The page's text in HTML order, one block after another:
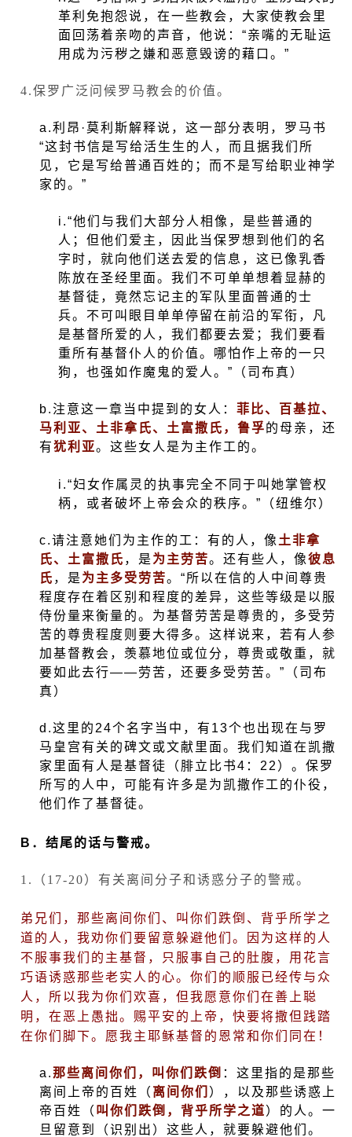
革利免抱怨说，在一些教会，大家使教会里
面回荡着亲吻的声音，他说：“亲嘴的无耻运
用成为污秽之嫌和恶意毁谤的藉口。”
4.保罗广泛问候罗马教会的价值。
a.利昂·莫利斯解释说，这一部分表明，罗马书
“这封书信是写给活生生的人，而且据我们所
见，它是写给普通百姓的；而不是写给职业神学
家的。”
i.“他们与我们大部分人相像，是些普通的
人；但他们爱主，因此当保罗想到他们的名
字时，就向他们送去爱的信息，这已像乳香
陈放在圣经里面。我们不可单单想着显赫的
基督徒，竟然忘记主的军队里面普通的士
兵。不可叫眼目单单停留在前沿的军衔，凡
是基督所爱的人，我们都要去爱；我们要看
重所有基督仆人的价值。哪怕作上帝的一只
狗，也强如作魔鬼的爱人。”（司布真）
b.注意这一章当中提到的女人： 菲比、百基拉、
马利亚、土非拿氏、土富撒氏，鲁孚 的母亲，还
有犹利亚。这些女人是为主作工的。
i.“妇女作属灵的执事完全不同于叫她掌管权
柄，或者破坏上帝会众的秩序。”（纽维尔）
c.请注意她们为主作的工：有的人，像 土非拿
氏、土富撒氏 ，是 为主劳苦。还有些人，像彼息
氏 ，是 为主多受劳苦。“所以在信的人中间尊贵
程度存在着区别和程度的差异，这些等级是以服
侍份量来衡量的。为基督劳苦是尊贵的，多受劳
苦的尊贵程度则要大得多。这样说来，若有人参
加基督教会，羡慕地位或位分，尊贵或敬重，就
要如此去行——劳苦，还要多受劳苦。”（司布
真）
d.这里的 24个名字当中，有 13个也出现在与罗
马皇宫有关的碑文或文献里面。我们知道在凯撒
家里面有人是基督徒（腓立比书4 ： 22 ）。保罗
所写的人中，可能有许多是为凯撒作工的仆役，
他们作了基督徒。
B ．结尾的话与警戒。
1. （ 17-20）有关离间分子和诱惑分子的警戒。
弟兄们，那些离间你们、叫你们跌倒、背乎所学之
道的人，我劝你们要留意躲避他们。因为这样的人
不服事我们的主基督，只服事自己的肚腹，用花言
巧语诱惑那些老实人的心。你们的顺服已经传与众
人，所以我为你们欢喜，但我愿意你们在善上聪
明，在恶上愚拙。赐平安的上帝，快要将撒但践踏
在你们脚下。愿我主耶稣基督的恩常和你们同在！
a. 那些离间你们，叫你们跌倒 ：这里指的是那些
离间上帝的百姓（ 离间你们 ），以及那些诱惑上
帝百姓（ 叫你们跌倒，背乎所学之道）的人。一
旦留意到（识别出）这些人，就要躲避他们。